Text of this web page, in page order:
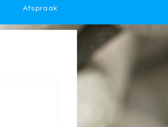
Afspraak